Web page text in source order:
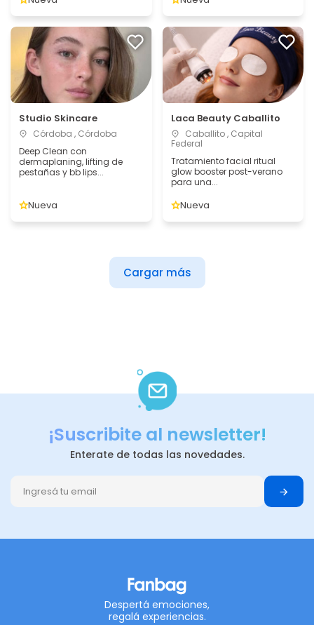
Studio Skincare
Córdoba , Córdoba
Deep Clean con
dermaplaning, lifting de
pestañas y bb lips...
Nueva
Laca Beauty Caballito
Caballito , Capital
Federal
Tratamiento facial ritual
glow booster post-verano
para una...
Nueva
Cargar más
¡Suscribite al newsletter!
Enterate de todas las novedades.
Despertá emociones,
regalá experiencias.